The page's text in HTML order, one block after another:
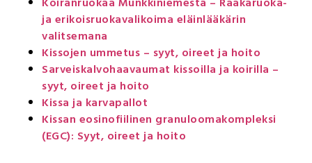
ja erikoisruokavalikoima eläinlääkärin
valitsemana
Kissojen ummetus – syyt, oireet ja hoito
Sarveiskalvohaavaumat kissoilla ja koirilla –
syyt, oireet ja hoito
Kissa ja karvapallot
Kissan eosinofiilinen granuloomakompleksi
(EGC): Syyt, oireet ja hoito